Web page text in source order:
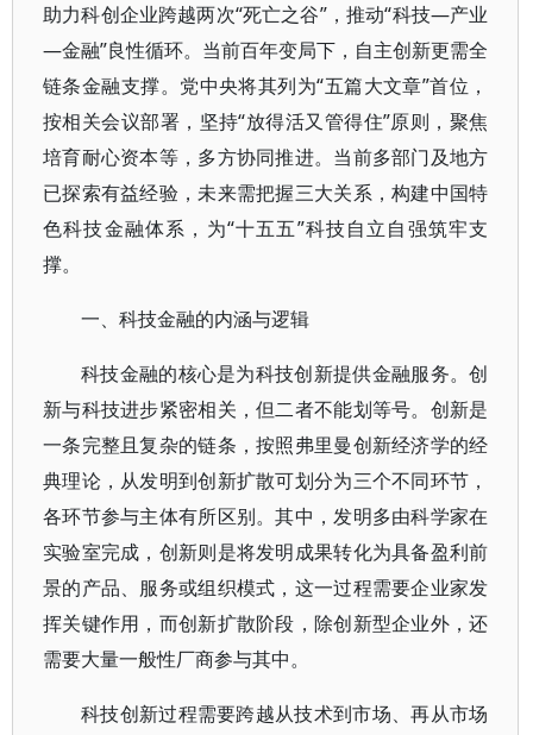
助力科创企业跨越两次“死亡之谷”，推动“科技—产业
—金融”良性循环。当前百年变局下，自主创新更需全
链条金融支撑。党中央将其列为“五篇大文章”首位，
按相关会议部署，坚持“放得活又管得住”原则，聚焦
培育耐心资本等，多方协同推进。当前多部门及地方
已探索有益经验，未来需把握三大关系，构建中国特
色科技金融体系，为“十五五”科技自立自强筑牢支
撑。
一、科技金融的内涵与逻辑
科技金融的核心是为科技创新提供金融服务。创
新与科技进步紧密相关，但二者不能划等号。创新是
一条完整且复杂的链条，按照弗里曼创新经济学的经
典理论，从发明到创新扩散可划分为三个不同环节，
各环节参与主体有所区别。其中，发明多由科学家在
实验室完成，创新则是将发明成果转化为具备盈利前
景的产品、服务或组织模式，这一过程需要企业家发
挥关键作用，而创新扩散阶段，除创新型企业外，还
需要大量一般性厂商参与其中。
科技创新过程需要跨越从技术到市场、再从市场